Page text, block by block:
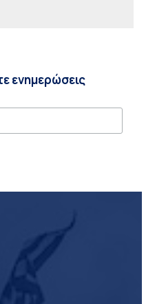
ενημερώσεις